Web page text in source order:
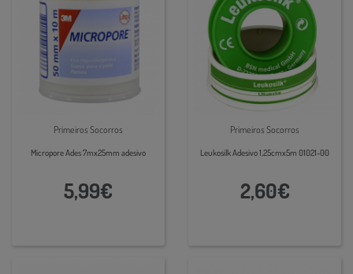
Primeiros Socorros
Micropore Ades 7mx25mm adesivo
5,99€
Primeiros Socorros
Leukosilk Adesivo 1,25cmx5m 01021-00
2,60€